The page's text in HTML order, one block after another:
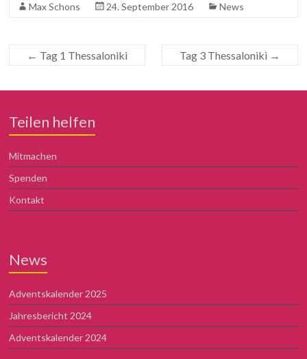
Max Schons 24. September 2016 News
← Tag 1 Thessaloniki Tag 3 Thessaloniki →
Teilen helfen
Mitmachen
Spenden
Kontakt
News
Adventskalender 2025
Jahresbericht 2024
Adventskalender 2024